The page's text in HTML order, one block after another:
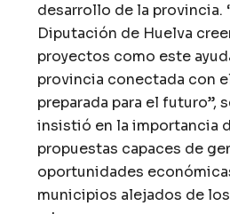
desarrollo de la provincia.
Diputación de Huelva
proyectos como este
provincia conectada con
preparada para el futuro”,
insistió en la importancia
propuestas capaces de
oportunidades
municipios alejados de